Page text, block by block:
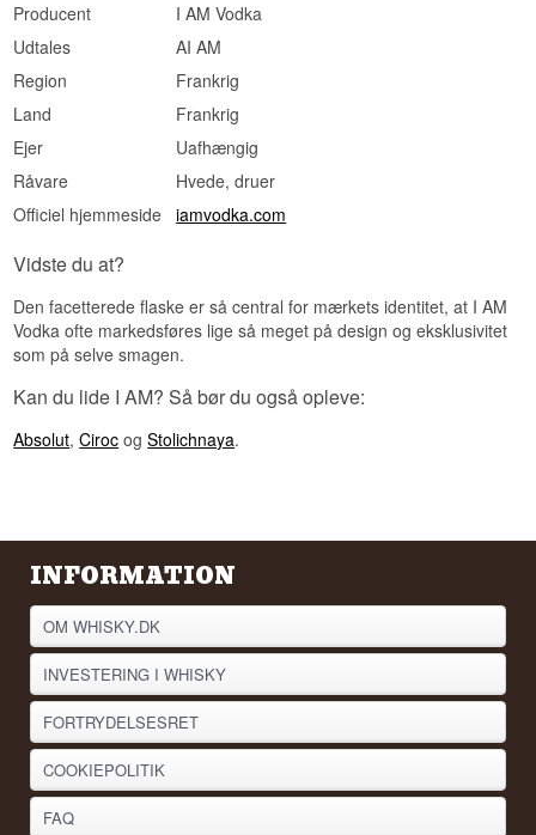
Producent: I AM
Region/Land: Polen
Type: Polsk Vodka
ABV: 40%
Destillationsmetode: Destilleret på vinterhvede
og sat ned med blødt vand
EAN nr.: 5900274007475
Serveringsforslag: Iskold fra fryseren som shot,
og krydderi styre.
Meget ren · Blød · Neutral · Tør
Vidste du at?
til 8 gram sukker pr. liter, uden at det skal fremgå
og give en glattere mundfornemmelse. Netop
Lyt til vores podcast:
Producent
I AM Vodka
Udtales
AI AM
Region
Frankrig
Land
Frankrig
Ejer
Uafhængig
Råvare
Hvede, druer
Officiel hjemmeside
iamvodka.com
Vidste du at?
Den facetterede flaske er så central for mærkets identitet, at I AM
Vodka ofte markedsføres lige så meget på design og eksklusivitet
som på selve smagen.
Kan du lide I AM? Så bør du også opleve:
Absolut,Ciroc ogStolichnaya.
INFORMATION
OM WHISKY.DK
INVESTERING I WHISKY
FORTRYDELSESRET
COOKIEPOLITIK
FAQ